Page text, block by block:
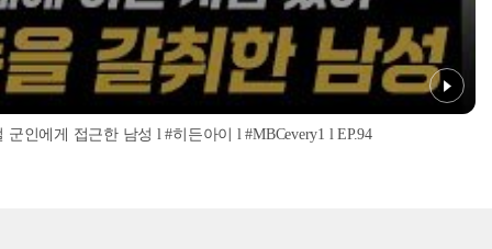
인에게 접근한 남성 l #히든아이 l #MBCevery1 l EP.94